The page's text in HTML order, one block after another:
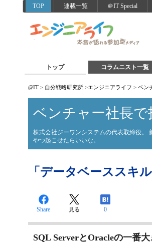
TOP 連載一覧 ＠IT Special
トップ コラムニスト一覧
@IT > 自分戦略研究所 >エンジニアライフ > ベン
ベンチャー社長で
株式会社ジーワンシステムの代表取締役。
やつ起こせたらいいな。
「データベーススキ
Share 見る 0
SQL ServerとOracleの一番